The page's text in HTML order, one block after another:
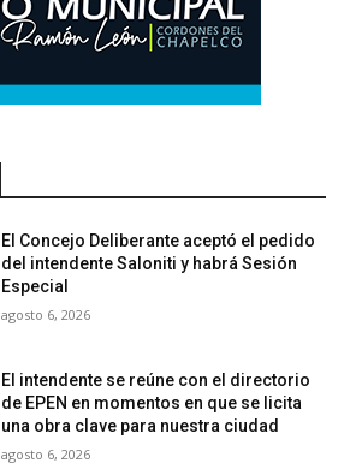
El Concejo Deliberante aceptó el pedido
del intendente Saloniti y habrá Sesión
Especial
agosto 6, 2026
El intendente se reúne con el directorio
de EPEN en momentos en que se licita
una obra clave para nuestra ciudad
agosto 6, 2026